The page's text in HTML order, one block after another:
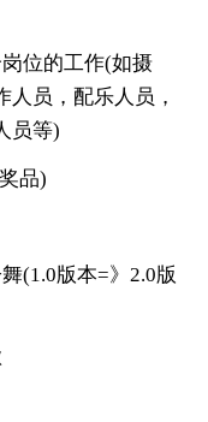
位的工作(如摄
员，配乐人员，
员等)
品)
(1.0版本=》2.0版